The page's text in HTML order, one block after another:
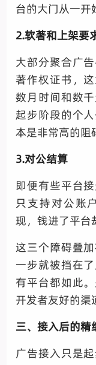
台的大门从一开
2.软著和上架要
大部分聚合广
著作权证书，
数月时间和数
起步阶段的个
本是非常高的阻
3.对公结算
即便有些平台
只支持对公账
现，钱进了平台
这三个障碍叠
一步就被挡在
有平台都如此
开发者友好的渠
三、接入后的精
广告接入只是